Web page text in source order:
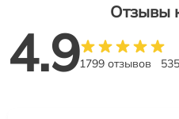
Отзывы
4.91799 отзывов